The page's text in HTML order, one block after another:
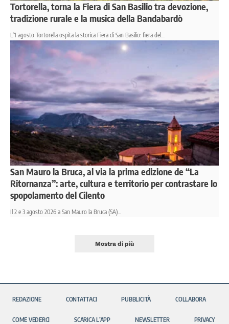
Tortorella, torna la Fiera di San Basilio tra devozione,
tradizione rurale e la musica della Bandabardò
L'1 agosto Tortorella ospita la storica Fiera di San Basilio: fiera del…
San Mauro la Bruca, al via la prima edizione de “La
Ritornanza”: arte, cultura e territorio per contrastare lo
spopolamento del Cilento
Il 2 e 3 agosto 2026 a San Mauro la Bruca (SA)…
Mostra di più
REDAZIONE CONTATTACI PUBBLICITÀ COLLABORA
COME VEDERCI SCARICA L’APP NEWSLETTER PRIVACY